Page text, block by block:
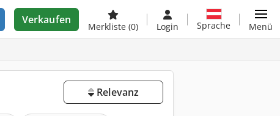
Verkaufen
Merkliste (0) Login Sprache Menü
Relevanz